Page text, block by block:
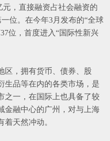
元，直接融资占社会融资的
一位。在今年3月发布的“全球
37位，首度进入“国际性新兴
区，拥有货币、债券、股
生品等在内的各类市场，是
之一，在国际上也具备了较
金融中心的广州，对与上海
天然冲动。